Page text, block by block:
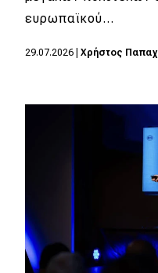
ευρωπαϊκού…
29.07.2026 Χρήστος